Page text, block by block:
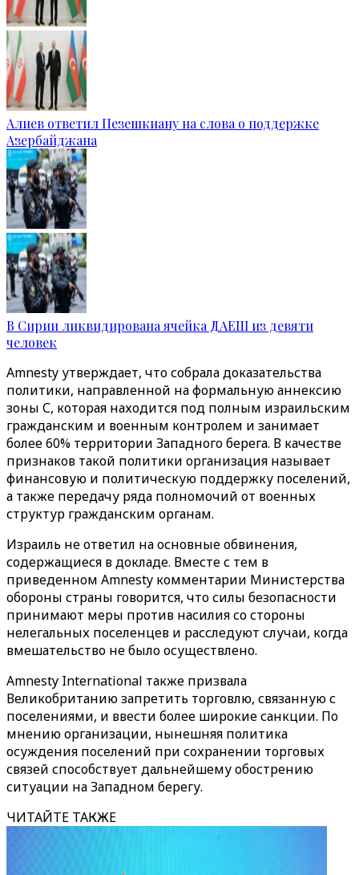
Алиев ответил Пезешкиану на слова о поддержке
Азербайджана
В Сирии ликвидирована ячейка ДАЕШ из девяти
человек
Amnesty утверждает, что собрала доказательства
политики, направленной на формальную аннексию
зоны С, которая находится под полным израильским
гражданским и военным контролем и занимает
более 60% территории Западного берега. В качестве
признаков такой политики организация называет
финансовую и политическую поддержку поселений,
а также передачу ряда полномочий от военных
структур гражданским органам.
Израиль не ответил на основные обвинения,
содержащиеся в докладе. Вместе с тем в
приведенном Amnesty комментарии Министерства
обороны страны говорится, что силы безопасности
принимают меры против насилия со стороны
нелегальных поселенцев и расследуют случаи, когда
вмешательство не было осуществлено.
Amnesty International также призвала
Великобританию запретить торговлю, связанную с
поселениями, и ввести более широкие санкции. По
мнению организации, нынешняя политика
осуждения поселений при сохранении торговых
связей способствует дальнейшему обострению
ситуации на Западном берегу.
ЧИТАЙТЕ ТАКЖЕ